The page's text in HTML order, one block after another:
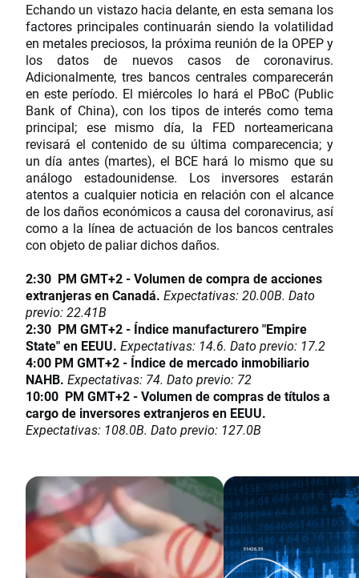
Echando un vistazo hacia delante, en esta semana los
factores principales continuarán siendo la volatilidad
en metales preciosos, la próxima reunión de la OPEP y
los datos de nuevos casos de coronavirus.
Adicionalmente, tres bancos centrales comparecerán
en este período. El miércoles lo hará el PBoC (Public
Bank of China), con los tipos de interés como tema
principal; ese mismo día, la FED norteamericana
revisará el contenido de su última comparecencia; y
un día antes (martes), el BCE hará lo mismo que su
análogo estadounidense. Los inversores estarán
atentos a cualquier noticia en relación con el alcance
de los daños económicos a causa del coronavirus, así
como a la línea de actuación de los bancos centrales
con objeto de paliar dichos daños.
2:30 PM GMT+2 - Volumen de compra de acciones
extranjeras en Canadá. Expectativas: 20.00B. Dato
previo: 22.41B
2:30 PM GMT+2 - Índice manufacturero "Empire
State" en EEUU. Expectativas: 14.6. Dato previo: 17.2
4:00 PM GMT+2 - Índice de mercado inmobiliario
NAHB. Expectativas: 74. Dato previo: 72
10:00 PM GMT+2 - Volumen de compras de títulos a
cargo de inversores extranjeros en EEUU.
Expectativas: 108.0B. Dato previo: 127.0B